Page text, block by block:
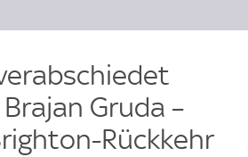
Gruda –
Rückkehr